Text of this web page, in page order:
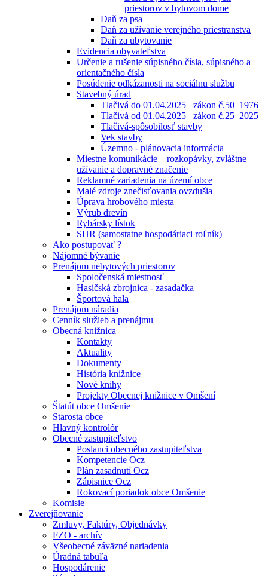
priestorov v bytovom dome
Daň za psa
Daň za užívanie verejného priestranstva
Daň za ubytovanie
Evidencia obyvateľstva
Určenie a rušenie súpisného čísla, súpisného a
orientačného čísla
Posúdenie odkázanosti na sociálnu službu
Stavebný úrad
Tlačivá do 01.04.2025_ zákon č.50_1976
Tlačivá od 01.04.2025_ zákon č.25_2025
Tlačivá-spôsobilosť stavby
Vek stavby
Územno - plánovacia informácia
Miestne komunikácie – rozkopávky, zvláštne
užívanie a dopravné značenie
Reklamné zariadenia na území obce
Malé zdroje znečisťovania ovzdušia
Úprava hrobového miesta
Výrub drevín
Rybársky lístok
SHR (samostatne hospodáriaci roľník)
Ako postupovať ?
Nájomné bývanie
Prenájom nebytových priestorov
Spoločenská miestnosť
Hasičská zbrojnica - zasadačka
Športová hala
Prenájom náradia
Cenník služieb a prenájmu
Obecná knižnica
Kontakty
Aktuality
Dokumenty
História knižnice
Nové knihy
Projekty Obecnej knižnice v Omšení
Štatút obce Omšenie
Starosta obce
Hlavný kontrolór
Obecné zastupiteľstvo
Poslanci obecného zastupiteľstva
Kompetencie Ocz
Plán zasadnutí Ocz
Zápisnice Ocz
Rokovací poriadok obce Omšenie
Komisie
Zverejňovanie
Zmluvy, Faktúry, Objednávky
FZO - archív
Všeobecné záväzné nariadenia
Úradná tabuľa
Hospodárenie